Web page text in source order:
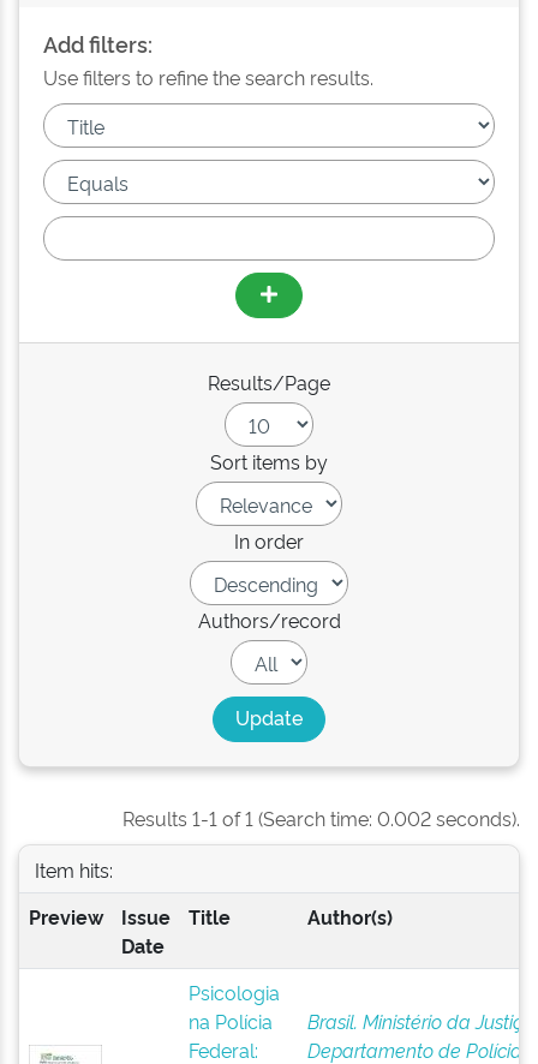
Add filters:
Use filters to refine the search results.
Results/Page
Sort items by
In order
Authors/record
Results 1-1 of 1 (Search time: 0.002 seconds).
Item hits:
Preview
Issue
Date
Title Author(s)
Psicologia
na Polícia
Federal:
Brasil. Ministério da Justiça
Departamento de Polícia